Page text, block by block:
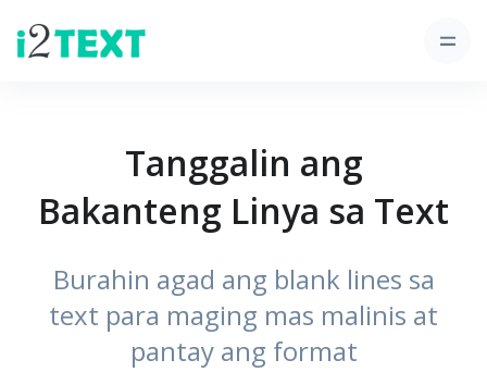
Tanggalin ang
Bakanteng Linya sa Text
Burahin agad ang blank lines sa
text para maging mas malinis at
pantay ang format